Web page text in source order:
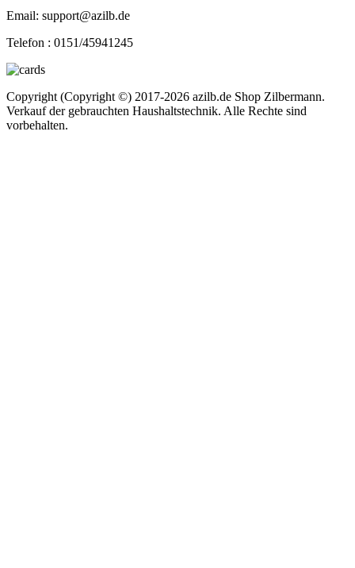
Email: support@azilb.de
Telefon : 0151/45941245
Copyright (Copyright ©) 2017-2026 azilb.de Shop Zilbermann.
Verkauf der gebrauchten Haushaltstechnik. Alle Rechte sind
vorbehalten.